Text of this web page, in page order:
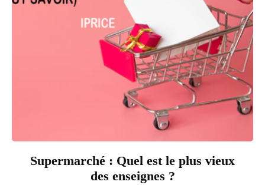
Supermarché : Quel est le plus vieux
des enseignes ?